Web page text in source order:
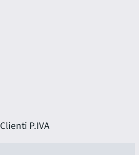
Clienti P.IVA